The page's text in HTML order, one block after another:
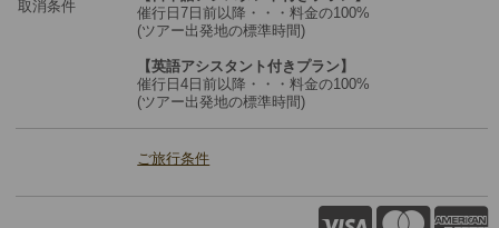
取消条件
催行日7日前以降・・・料金の100%
(ツアー出発地の標準時間)
【英語アシスタント付きプラン】
催行日4日前以降・・・料金の100%
(ツアー出発地の標準時間)
ご旅行条件